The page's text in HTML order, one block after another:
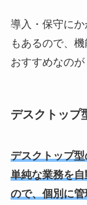
導入・保守に
もあるので、
おすすめなのが
デスクトップ
デスクトップ
単純な業務を
ので、個別に管